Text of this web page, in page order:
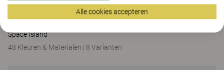
Space
Space Island
48 Kleuren & Materialen | 8 Varianten
Alle cookies accepteren